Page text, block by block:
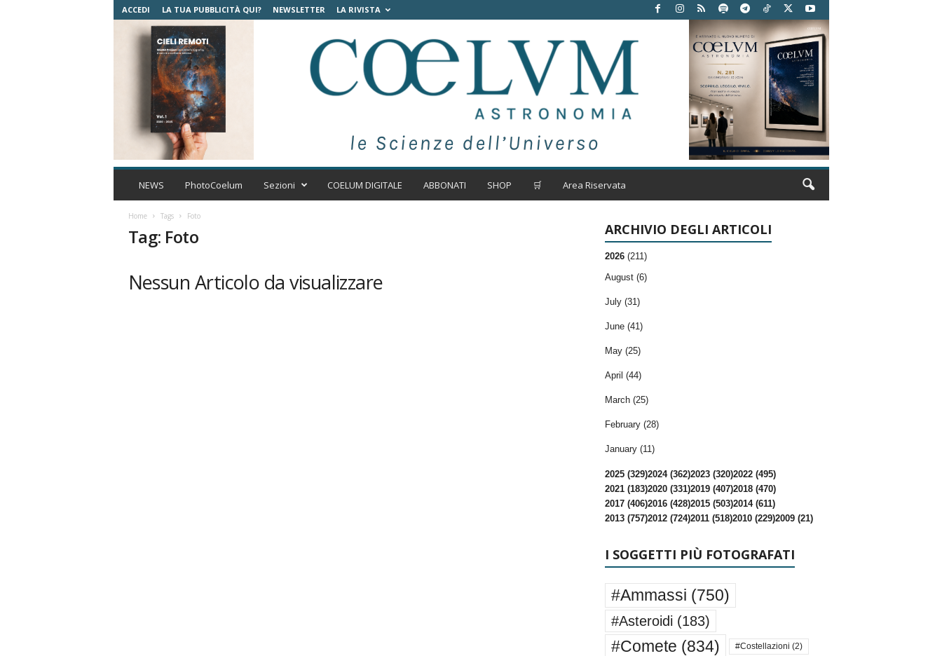
ACCEDI LA TUA PUBBLICITÀ QUI? NEWSLETTER LA RIVISTA
C
t
NEWS PhotoCoelum Sezioni COELUM DIGITALE ABBONATI SHOP 🛒 Area Riservata
Home Tags Foto
Tag: Foto
Nessun Articolo da visualizzare
ARCHIVIO DEGLI ARTICOLI
2026 (211)
August (6)
July (31)
June (41)
May (25)
April (44)
March (25)
February (28)
January (11)
2025 (329)2024 (362)2023 (320)2022 (495)
2021 (183)2020 (331)2019 (407)2018 (470)
2017 (406)2016 (428)2015 (503)2014 (611)
2013 (757)2012 (724)2011 (518)2010 (229)2009 (21)
I SOGGETTI PIÙ FOTOGRAFATI
#Ammassi (750)
#Asteroidi (183)
#Comete (834) #Costellazioni (2)